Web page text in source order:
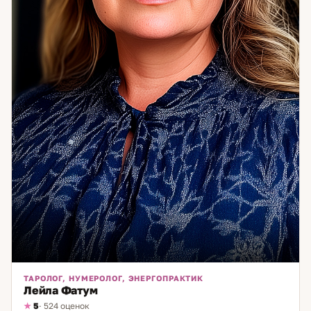
двигаться вперёд — опишите ситуацию. Я помогу увидеть
причины и предложу конкретные шаги для их устранения.
ТАРОЛОГ, НУМЕРОЛОГ, ЭНЕРГОПРАКТИК
Лейла Фатум
5· 524 оценок